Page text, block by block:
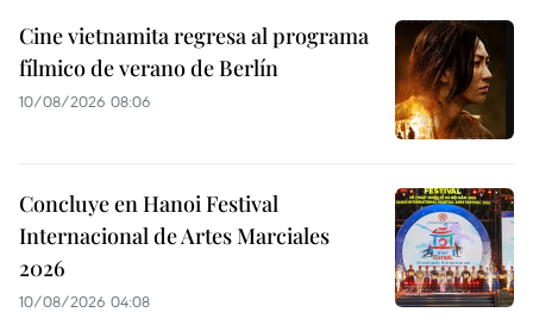
Cine vietnamita regresa al programa
fílmico de verano de Berlín
10/08/2026 08:06
Concluye en Hanoi Festival
Internacional de Artes Marciales
2026
10/08/2026 04:08